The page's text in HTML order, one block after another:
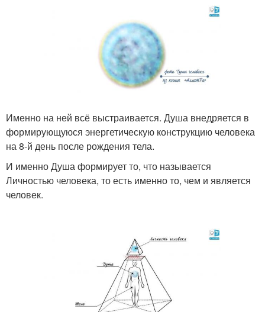
Именно на ней всё выстраивается. Душа внедряется в
формирующуюся энергетическую конструкцию человека
на 8-й день после рождения тела.
И именно Душа формирует то, что называется
Личностью человека, то есть именно то, чем и является
человек.